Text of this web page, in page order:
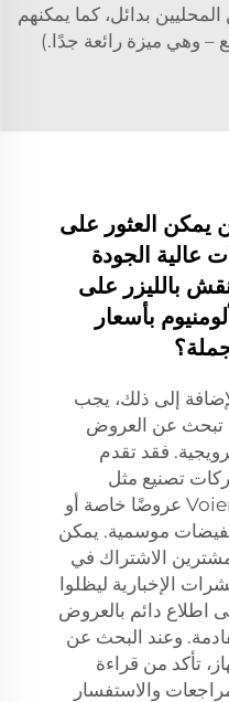
بدائل، كما يمكنهم
– وهي ميزة رائعة جدًا.)
يمكن العثور على
عالية الجودة
بالليزر على
بأسعار
إلى ذلك، يجب
تبحث عن العروض
فقد تقدم
تصنيع مثل
Voiern عروضًا خاصة أو
موسمية. يمكن
الاشتراك في
الإخبارية ليظلوا
اطلاع دائم بالعروض
وعند البحث عن
تأكد من قراءة
والاستفسار